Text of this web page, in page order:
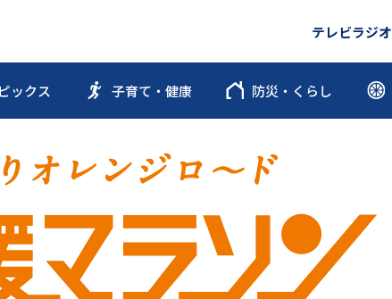
テレビラジオ
ックス 子育て・健康 防災・くらし